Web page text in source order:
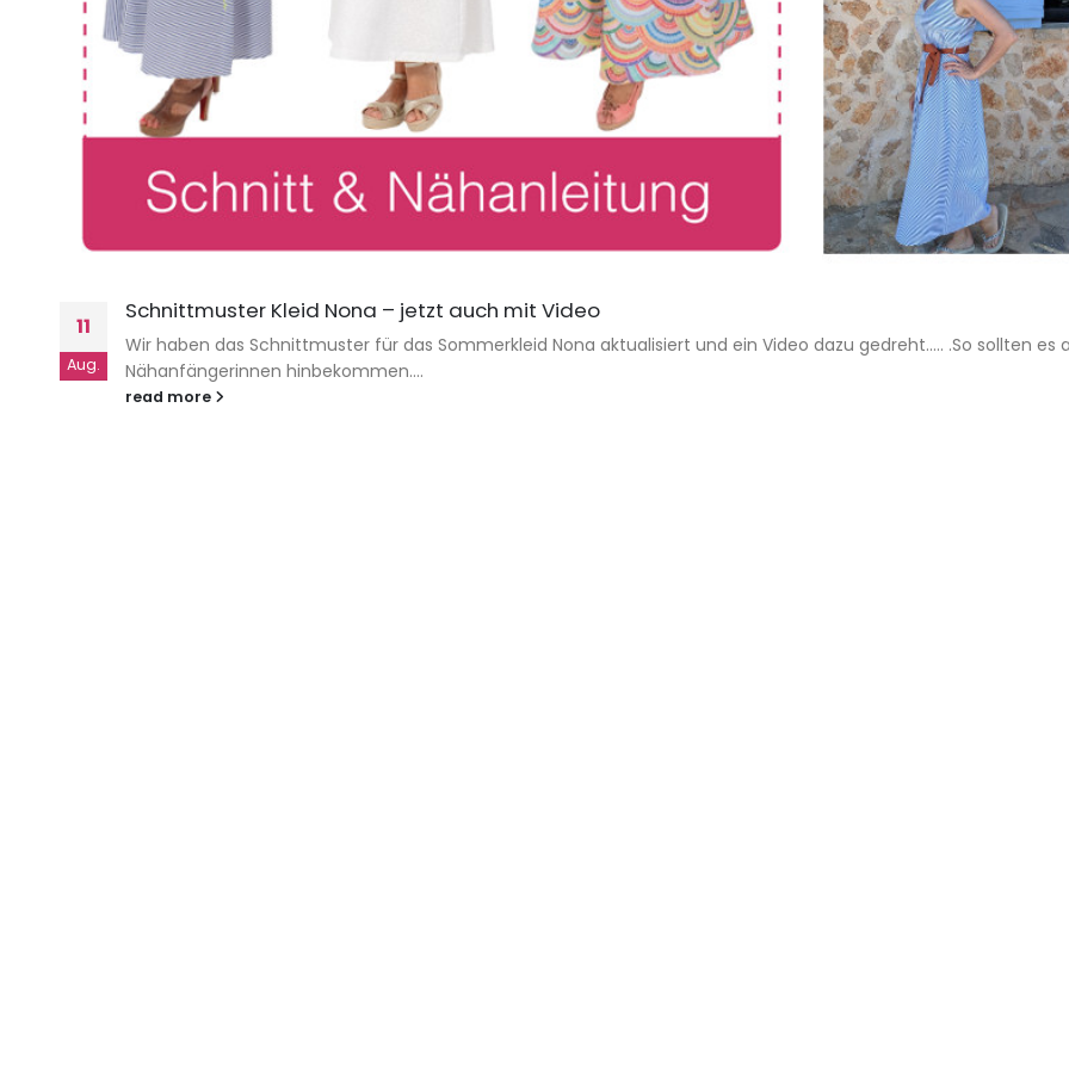
11
Aug.
Schnittmuster Kleid Nona – jetzt auch mit Video
Wir haben das Schnittmuster für das Sommerkleid Nona aktualisiert und ein Video dazu gedreht..... .So sollten es
Nähanfängerinnen hinbekommen....
read more